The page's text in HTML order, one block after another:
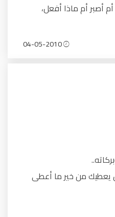
أصبر أم ماذا أفعل،
يعطيك من خير ما أعطى